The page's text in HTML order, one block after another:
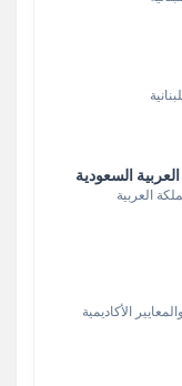
السعودية
العربية
الأكاديمية